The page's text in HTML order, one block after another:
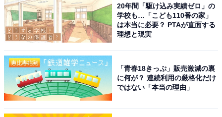
「ナンバープレートにしたい」と思う石川県の
地名ランキング！ 2位「輪島市」、1位は？
20年間「駆け込み実績ゼロ」の
学校も…「こども110番の家」
は本当に必要？ PTAが直面する
理想と現実
「青春18きっぷ」販売激減の裏
に何が？ 連続利用の厳格化だけ
ではない「本当の理由」